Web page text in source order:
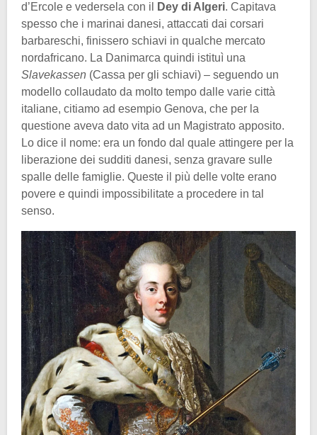
d’Ercole e vedersela con il
Dey di Algeri. Capitava
spesso che i marinai danesi, attaccati dai corsari
barbareschi, finissero schiavi in qualche mercato
nordafricano. La Danimarca quindi istituì una
Slavekassen (Cassa per gli schiavi) – seguendo un
modello collaudato da molto tempo dalle varie città
italiane, citiamo ad esempio Genova, che per la
questione aveva dato vita ad un Magistrato apposito.
Lo dice il nome: era un fondo dal quale attingere per la
liberazione dei sudditi danesi, senza gravare sulle
spalle delle famiglie. Queste il più delle volte erano
povere e quindi impossibilitate a procedere in tal
senso.